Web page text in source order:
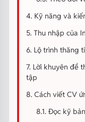
4. Kỹ năng và
5. Thu nhập của
6. Lộ trình thăng
7. Lời khuyên để
tập
8. Cách viết CV
8.1. Đọc kỹ